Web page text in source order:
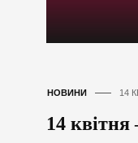
НОВИНИ 14
14